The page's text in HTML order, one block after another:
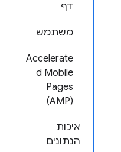
דף
משתמש
Accelerate
d Mobile
Pages
‏(AMP)
איכות
הנתונים